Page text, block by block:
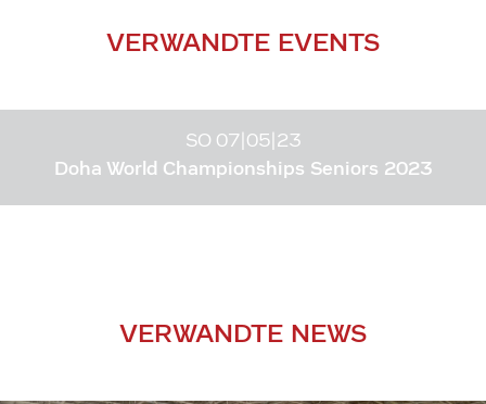
VERWANDTE EVENTS
SO 07|05|23
Doha World Championships Seniors 2023
VERWANDTE NEWS